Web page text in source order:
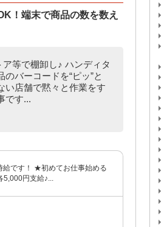
！端末で商品の数を数え
等で棚卸し♪ ハンディタ
バーコードを“ピッ”と
い店舗で黙々と作業をす
です...
です！ ★初めてお仕事始める
5,000円支給♪...